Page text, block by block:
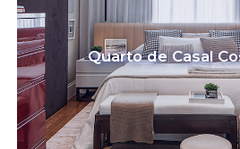
Quarto de Casal